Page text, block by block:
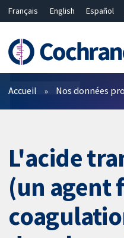
Français English Español
Bahasa Malaysia
ไทย
繁體
简体中文
Filtres
Accueil Nos données
L'acide
(un agent